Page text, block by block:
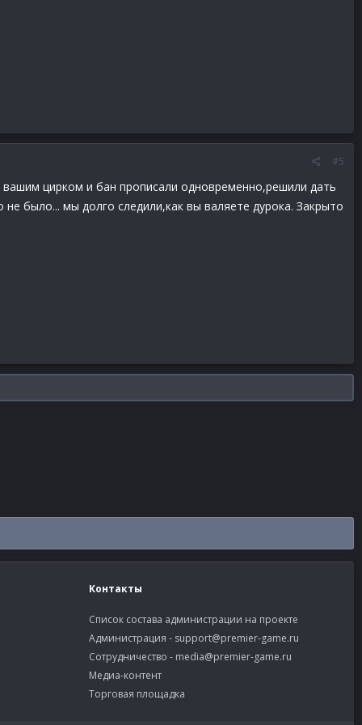
#5
цирком и бан прописали одновременно,решили дать
было... мы долго следили,как вы валяете дурока. Закрыто
Контакты
Список состава администрации на проекте
Администрация - support@premier-game.ru
Сотрудничество - media@premier-game.ru
Медиа-контент
Торговая площадка